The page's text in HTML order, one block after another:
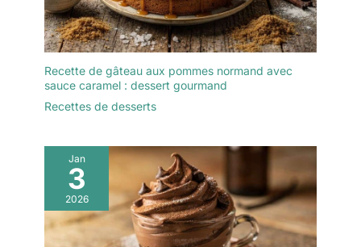
nettoyage rapide.
【Cadeau parfait 】cet
lot assiette de table
choix pour vos amis et
votre famille les plus
nouveautés. Ils seront
très heureux de recevoir
ces assiettes pratiques
et stylées.
assiettes plates sont
différents, ce qui peut
apporter à votre cuisine
de nombreuses couleurs
vives. Il attire également
Vous serez ravi de
recevoir ces assiettes
plates pratiques et belles.
Les assiettes de 8
pouces pour servir une
variété d'aliments, y
Recette de gâteau aux pommes normand avec
sauce caramel : dessert gourmand
Recettes de desserts
Jan
3
2026